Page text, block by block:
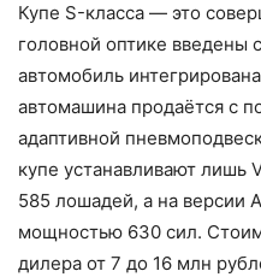
Купе S-класса — это
головной оптике введены
автомобиль
автомашина продаётся с
адаптивной
купе устанавливают
585 лошадей, а на версии
мощностью 630 сил.
дилера от 7 до 16 млн